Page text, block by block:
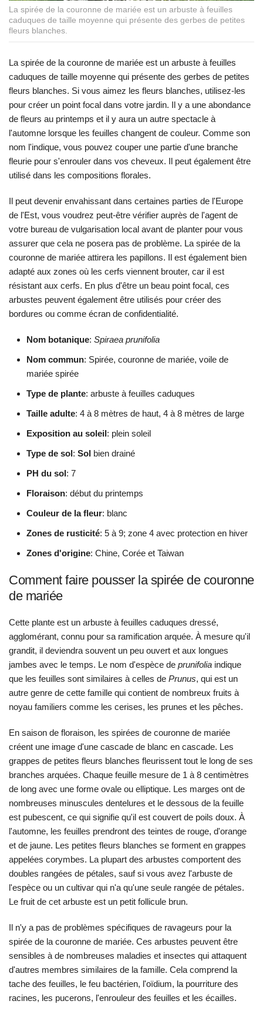
La spirée de la couronne de mariée est un arbuste à feuilles
caduques de taille moyenne qui présente des gerbes de petites
fleurs blanches.
La spirée de la couronne de mariée est un arbuste à feuilles
caduques de taille moyenne qui présente des gerbes de petites
fleurs blanches. Si vous aimez les fleurs blanches, utilisez-les
pour créer un point focal dans votre jardin. Il y a une abondance
de fleurs au printemps et il y aura un autre spectacle à
l'automne lorsque les feuilles changent de couleur. Comme son
nom l'indique, vous pouvez couper une partie d'une branche
fleurie pour s'enrouler dans vos cheveux. Il peut également être
utilisé dans les compositions florales.
Il peut devenir envahissant dans certaines parties de l'Europe
de l'Est, vous voudrez peut-être vérifier auprès de l'agent de
votre bureau de vulgarisation local avant de planter pour vous
assurer que cela ne posera pas de problème. La spirée de la
couronne de mariée attirera les papillons. Il est également bien
adapté aux zones où les cerfs viennent brouter, car il est
résistant aux cerfs. En plus d'être un beau point focal, ces
arbustes peuvent également être utilisés pour créer des
bordures ou comme écran de confidentialité.
Nom botanique: Spiraea prunifolia
Nom commun: Spirée, couronne de mariée, voile de
mariée spirée
Type de plante: arbuste à feuilles caduques
Taille adulte: 4 à 8 mètres de haut, 4 à 8 mètres de large
Exposition au soleil: plein soleil
Type de sol: Sol bien drainé
PH du sol: 7
Floraison: début du printemps
Couleur de la fleur: blanc
Zones de rusticité: 5 à 9; zone 4 avec protection en hiver
Zones d'origine: Chine, Corée et Taiwan
Comment faire pousser la spirée de couronne
de mariée
Cette plante est un arbuste à feuilles caduques dressé,
agglomérant, connu pour sa ramification arquée. À mesure qu'il
grandit, il deviendra souvent un peu ouvert et aux longues
jambes avec le temps. Le nom d'espèce de prunifolia indique
que les feuilles sont similaires à celles de Prunus, qui est un
autre genre de cette famille qui contient de nombreux fruits à
noyau familiers comme les cerises, les prunes et les pêches.
En saison de floraison, les spirées de couronne de mariée
créent une image d'une cascade de blanc en cascade. Les
grappes de petites fleurs blanches fleurissent tout le long de ses
branches arquées. Chaque feuille mesure de 1 à 8 centimètres
de long avec une forme ovale ou elliptique. Les marges ont de
nombreuses minuscules dentelures et le dessous de la feuille
est pubescent, ce qui signifie qu'il est couvert de poils doux. À
l'automne, les feuilles prendront des teintes de rouge, d'orange
et de jaune. Les petites fleurs blanches se forment en grappes
appelées corymbes. La plupart des arbustes comportent des
doubles rangées de pétales, sauf si vous avez l'arbuste de
l'espèce ou un cultivar qui n'a qu'une seule rangée de pétales.
Le fruit de cet arbuste est un petit follicule brun.
Il n'y a pas de problèmes spécifiques de ravageurs pour la
spirée de la couronne de mariée. Ces arbustes peuvent être
sensibles à de nombreuses maladies et insectes qui attaquent
d'autres membres similaires de la famille. Cela comprend la
tache des feuilles, le feu bactérien, l'oïdium, la pourriture des
racines, les pucerons, l'enrouleur des feuilles et les écailles.